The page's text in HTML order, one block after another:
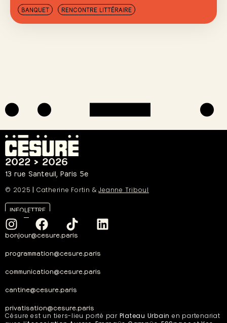
BANQUET RENCONTRE LITTÉRAIRE
2022 > 2026
13 rue Santeuil, Paris 5e
© 2025 | Catherine Fortin &Jeanne Triboul
INFOLETTRE
bonjour@cesure.paris
programmation@cesure.paris
communication@cesure.paris
cantine@cesure.paris
privatisation@cesure.paris
Césure est un tiers-lieu porté par Plateau Urbain en partenariat